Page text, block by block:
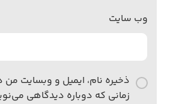
وب‌ سایت
ذخیره نام، ایمیل و وبسایت من
زمانی که دوباره دیدگاهی